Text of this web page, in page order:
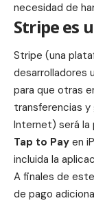
necesidad de
Stripe es
Stripe (una
desarrolladores
para que otras
transferencias
Internet) será la
Tap to Pay en
incluida la
A finales de
de pago